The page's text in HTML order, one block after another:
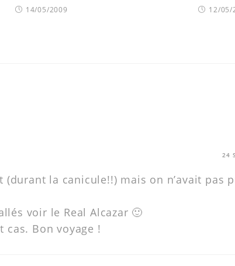
14/05/2009 12/05/
24
la canicule!!) mais on n’avait pas
voir le Real Alcazar 🙂
cas. Bon voyage !